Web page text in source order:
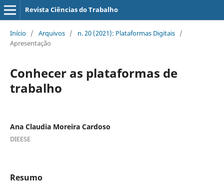
Revista Ciências do Trabalho
Início / Arquivos / n. 20 (2021): Plataformas Digitais /
Apresentação
Conhecer as plataformas de
trabalho
Ana Claudia Moreira Cardoso
DIEESE
Resumo